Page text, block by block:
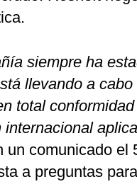
siempre ha
llevando a cabo
total
internacional
un comunicado el
a preguntas